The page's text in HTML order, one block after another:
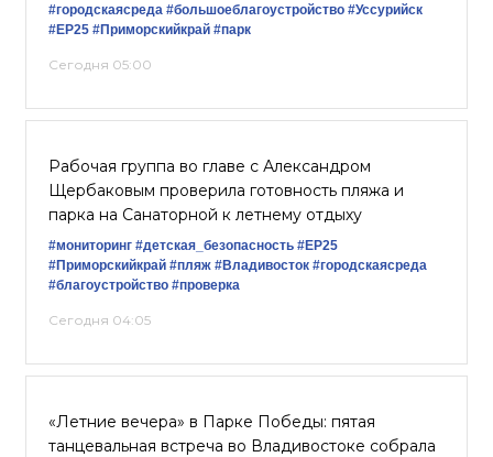
#городскаясреда #большоеблагоустройство #Уссурийск
#ЕР25 #Приморскийкрай #парк
Сегодня 05:00
Рабочая группа во главе с Александром
Щербаковым проверила готовность пляжа и
парка на Санаторной к летнему отдыху
#мониторинг #детская_безопасность #ЕР25
#Приморскийкрай #пляж #Владивосток #городскаясреда
#благоустройство #проверка
Сегодня 04:05
«Летние вечера» в Парке Победы: пятая
танцевальная встреча во Владивостоке собрала